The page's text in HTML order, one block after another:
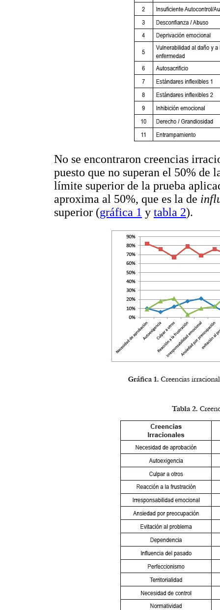
No se encontraron creencias
puesto que no superan el 50%
límite superior de la prueba
aproxima al 50%, que es la de
superior (gráfica 1 y tabla 2).